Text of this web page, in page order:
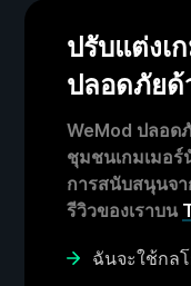
ปรับแต่งเ
ปลอดภัยด้
WeMod ปลอด
ชุมชนเกมเมอร์
การสนับสนุนจ
รีวิวของเราบน
ฉันจะใช้กลโ